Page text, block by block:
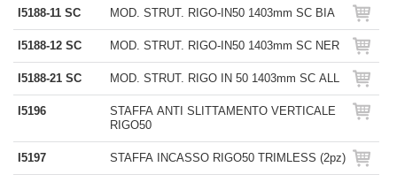
I5188-11 SC MOD. STRUT. RIGO-IN50 1403mm SC BIA
I5188-12 SC MOD. STRUT. RIGO-IN50 1403mm SC NER
I5188-21 SC MOD. STRUT. RIGO IN 50 1403mm SC ALL
I5196
STAFFA ANTI SLITTAMENTO VERTICALE
RIGO50
I5197 STAFFA INCASSO RIGO50 TRIMLESS (2pz)